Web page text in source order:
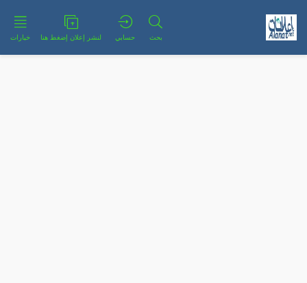
بحث حسابي لنشر إعلان إضغط هنا خيارات